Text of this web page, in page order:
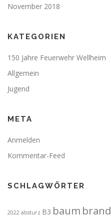
November 2018
KATEGORIEN
150 Jahre Feuerwehr Wellheim
Allgemein
Jugend
META
Anmelden
Kommentar-Feed
SCHLAGWÖRTER
2022 absturz B3 baum brand